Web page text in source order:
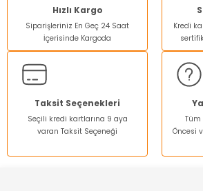
Ürün resmi kalitesiz, bozuk veya
Ürün açıklamasında eksik bilgiler
Ürün bilgilerinde hatalar bulunuyor.
Ürün fiyatı diğer sitelerden daha pahalı.
Bu ürüne benzer farklı alternatifler olmalı.
Hızlı Kargo
Siparişleriniz En Geç 24 Saat
İçerisinde Kargoda
Kredi
Taksit Seçenekleri
Seçili kredi kartlarına 9 aya
varan Taksit Seçeneği
Tüm
Öncesi